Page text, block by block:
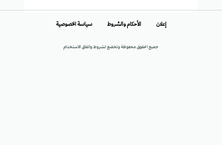
جميع الحقوق محفوظة وتخضع لشروط واتفاق الاستخدام
إعلان الأحكام والشروط سياسة الخصوصية